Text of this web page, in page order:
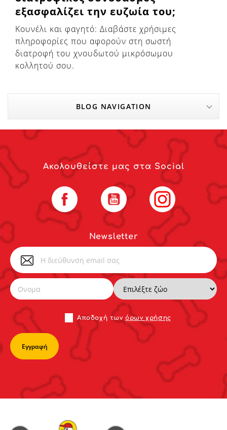
εξασφαλίζει την ευζωία του;
Κουνέλι και φαγητό: Διαβάστε χρήσιμες
πληροφορίες που αφορούν στη σωστή
διατροφή του χνουδωτού μικρόσωμου
κολλητού σου.
BLOG NAVIGATION
Newsletter
Αποδoχή τωνόρων χρήσης
Ακολουθείστε μας στα Social
Facebook YouTube Instagram